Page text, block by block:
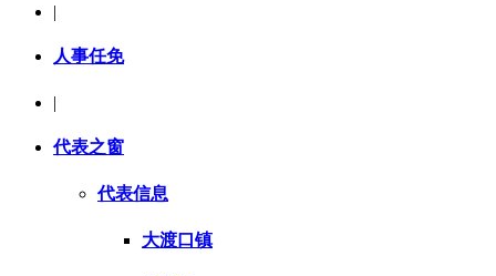
|
人事任免
|
代表之窗
代表信息
大渡口镇